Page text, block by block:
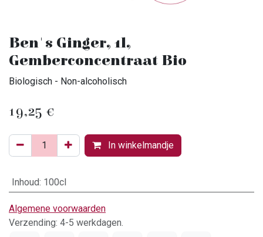
Ben's Ginger, 1l,
Gemberconcentraat Bio
Biologisch - Non-alcoholisch
19,25 €
In winkelmandje
Inhoud: 100cl
Algemene voorwaarden
Verzending: 4-5 werkdagen.